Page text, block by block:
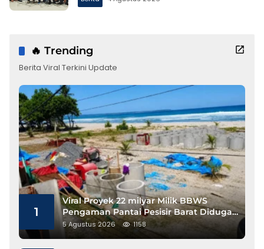
🔥 Trending
Berita Viral Terkini Update
1
Viral Proyek 22 milyar Milik BBWS
Pengaman Pantai Pesisir Barat Diduga
Gunakan Besi Banci
5 Agustus 2026 1158